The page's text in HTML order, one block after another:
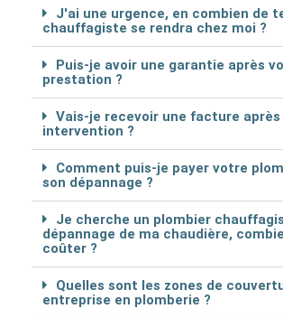
J'ai une urgence, en combien de
chauffagiste se rendra chez moi ?
Puis-je avoir une garantie après
prestation ?
Vais-je recevoir une facture
intervention ?
Comment puis-je payer votre
son dépannage ?
Je cherche un plombier
dépannage de ma chaudière,
coûter ?
Quelles sont les zones de
entreprise en plomberie ?